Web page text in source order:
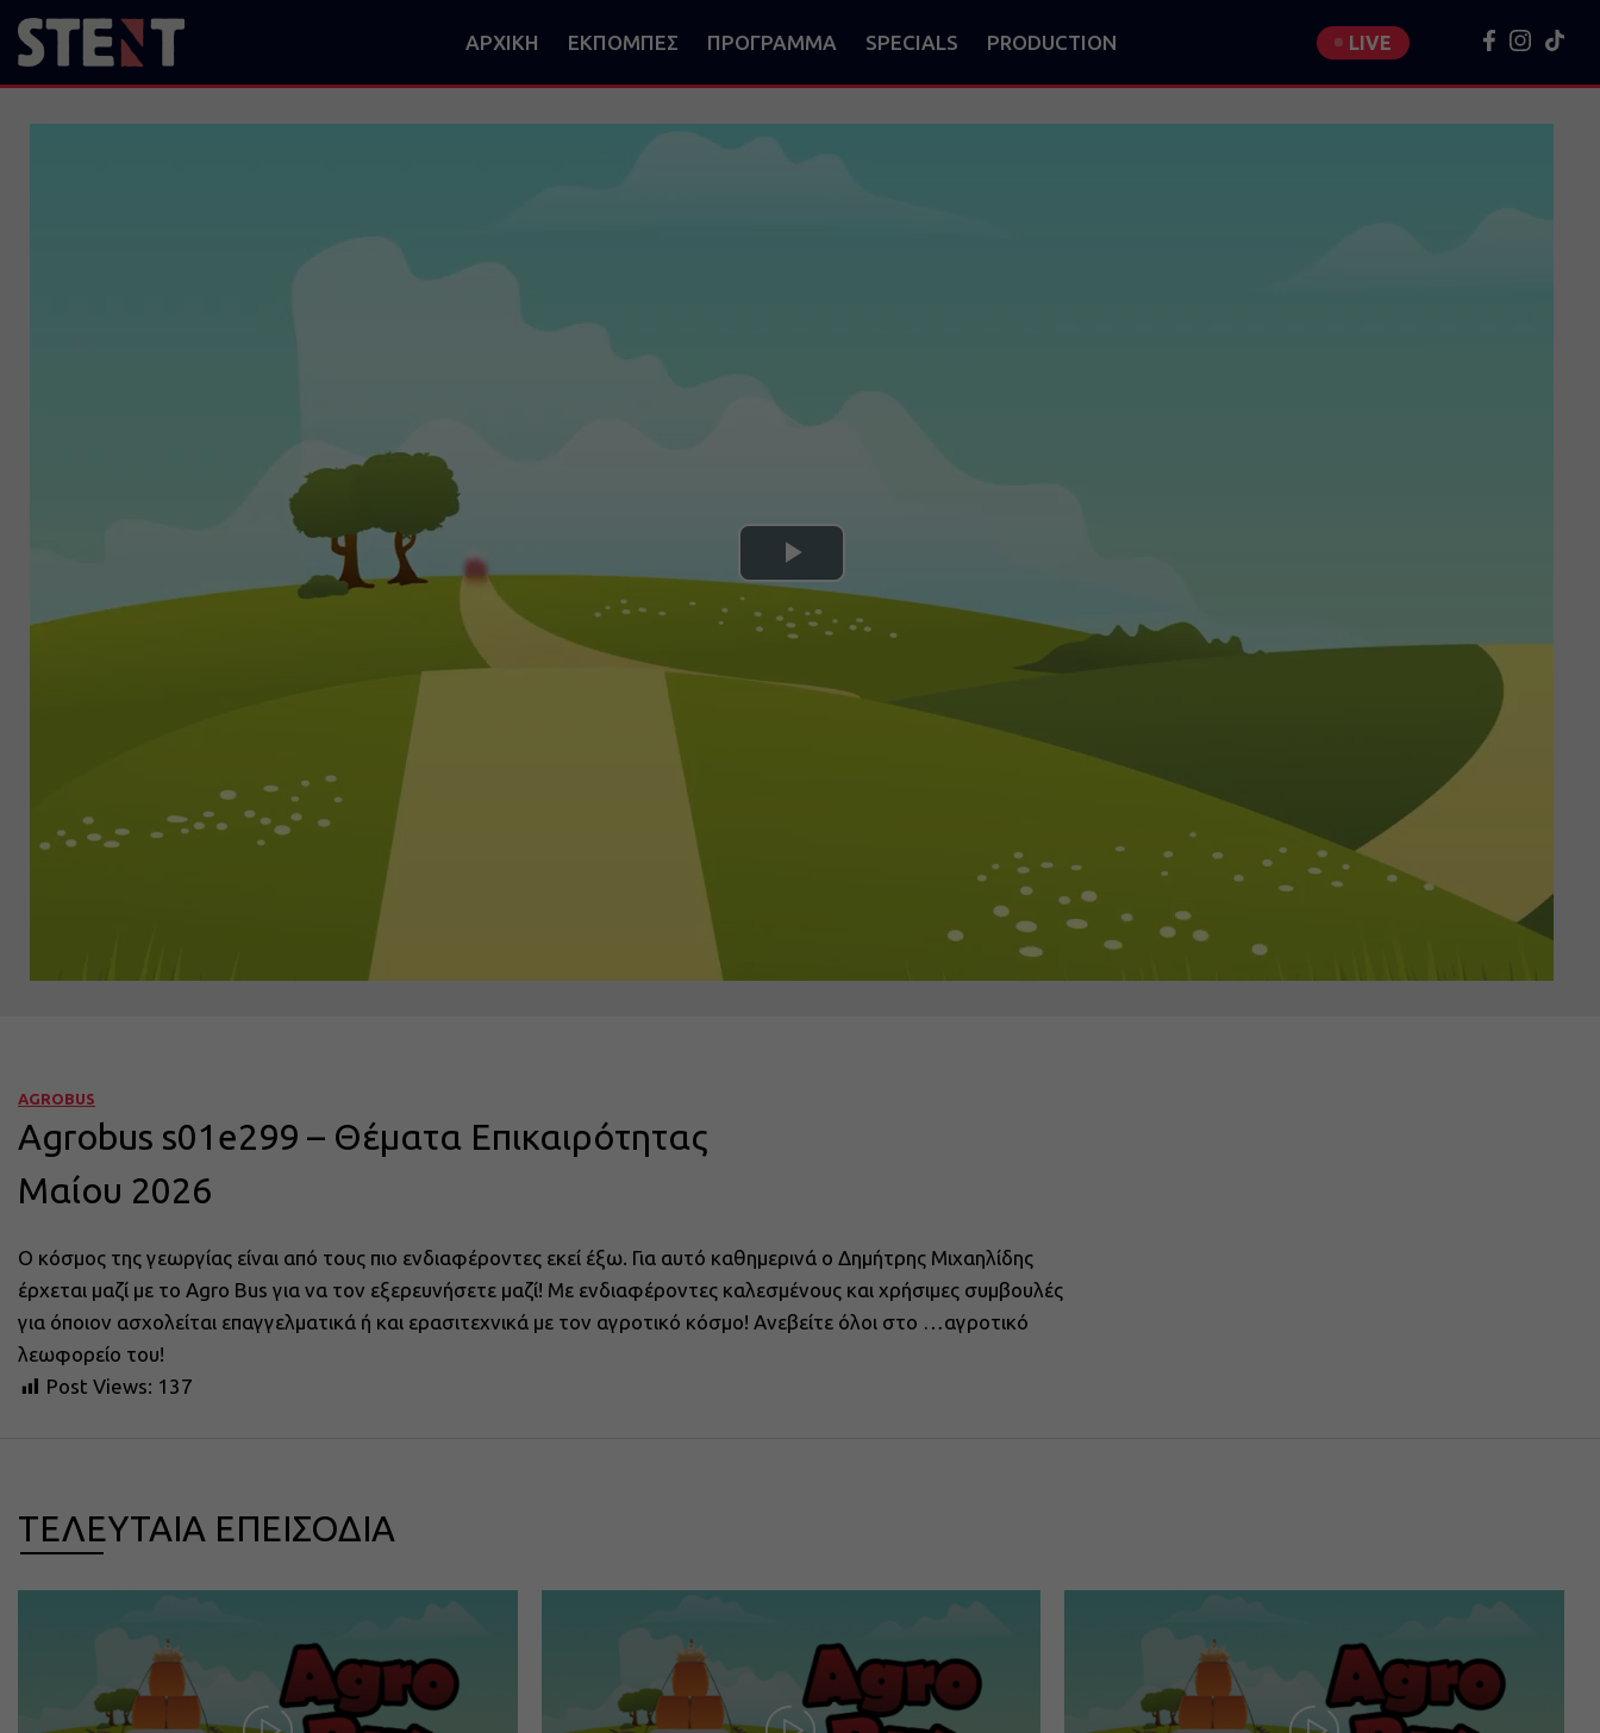
ΑΡΧΙΚΗ ΕΚΠΟΜΠΕΣ ΠΡΟΓΡΑΜΜΑ SPECIALS PRODUCTION LIVE
Play
Video
AGROBUS
Agrobus s01e299 – Θέματα Επικαιρότητας
Μαίου 2026
Ο κόσμος της γεωργίας είναι από τους πιο ενδιαφέροντες εκεί έξω. Για αυτό καθημερινά ο Δημήτρης Μιχαηλίδης
έρχεται μαζί με το Agro Bus για να τον εξερευνήσετε μαζί! Με ενδιαφέροντες καλεσμένους και χρήσιμες συμβουλές
για όποιον ασχολείται επαγγελματικά ή και ερασιτεχνικά με τον αγροτικό κόσμο! Ανεβείτε όλοι στο …αγροτικό
λεωφορείο του!
Post Views: 137
ΤΕΛΕΥΤΑΙΑ ΕΠΕΙΣΟΔΙΑ